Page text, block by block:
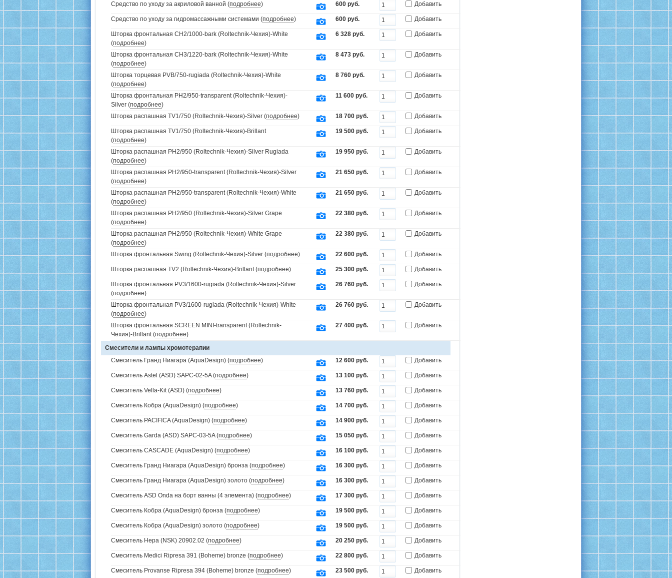
Средство по уходу за акриловой ванной (подробнее) 600 руб. Добавить
Средство по уходу за гидромассажными системами (подробнее) 600 руб. Добавить
Шторка фронтальная CH2/1000-bark (Roltechnik-Чехия)-White
(подробнее)
6 328 руб. Добавить
Шторка фронтальная CH3/1220-bark (Roltechnik-Чехия)-White
(подробнее)
8 473 руб. Добавить
Шторка торцевая PVB/750-rugiada (Roltechnik-Чехия)-White
(подробнее)
8 760 руб. Добавить
Шторка фронтальная PH2/950-transparent (Roltechnik-Чехия)-
Silver (подробнее)
11 600 руб. Добавить
Шторка распашная TV1/750 (Roltechnik-Чехия)-Silver (подробнее) 18 700 руб. Добавить
Шторка распашная TV1/750 (Roltechnik-Чехия)-Brillant
(подробнее)
19 500 руб. Добавить
Шторка распашная PH2/950 (Roltechnik-Чехия)-Silver Rugiada
(подробнее)
19 950 руб. Добавить
Шторка распашная PH2/950-transparent (Roltechnik-Чехия)-Silver
(подробнее)
21 650 руб. Добавить
Шторка распашная PH2/950-transparent (Roltechnik-Чехия)-White
(подробнее)
21 650 руб. Добавить
Шторка распашная PH2/950 (Roltechnik-Чехия)-Silver Grape
(подробнее)
22 380 руб. Добавить
Шторка распашная PH2/950 (Roltechnik-Чехия)-White Grape
(подробнее)
22 380 руб. Добавить
Шторка фронтальная Swing (Roltechnik-Чехия)-Silver (подробнее) 22 600 руб. Добавить
Шторка распашная TV2 (Roltechnik-Чехия)-Brillant (подробнее) 25 300 руб. Добавить
Шторка фронтальная PV3/1600-rugiada (Roltechnik-Чехия)-Silver
(подробнее)
26 760 руб. Добавить
Шторка фронтальная PV3/1600-rugiada (Roltechnik-Чехия)-White
(подробнее)
26 760 руб. Добавить
Шторка фронтальная SCREEN MINI-transparent (Roltechnik-
Чехия)-Brillant (подробнее)
27 400 руб. Добавить
Смесители и лампы хромотерапии
Смеситель Гранд Ниагара (AquaDesign) (подробнее) 12 600 руб. Добавить
Смеситель Astel (ASD) SAPC-02-5A (подробнее) 13 100 руб. Добавить
Смеситель Vella-Kit (ASD) (подробнее) 13 760 руб. Добавить
Смеситель Кобра (AquaDesign) (подробнее) 14 700 руб. Добавить
Смеситель PACIFICA (AquaDesign) (подробнее) 14 900 руб. Добавить
Смеситель Garda (ASD) SAPC-03-5A (подробнее) 15 050 руб. Добавить
Смеситель CASCADE (AquaDesign) (подробнее) 16 100 руб. Добавить
Смеситель Гранд Ниагара (AquaDesign) бронза (подробнее) 16 300 руб. Добавить
Смеситель Гранд Ниагара (AquaDesign) золото (подробнее) 16 300 руб. Добавить
Смеситель ASD Onda на борт ванны (4 элемента) (подробнее) 17 300 руб. Добавить
Смеситель Кобра (AquaDesign) бронза (подробнее) 19 500 руб. Добавить
Смеситель Кобра (AquaDesign) золото (подробнее) 19 500 руб. Добавить
Смеситель Нера (NSK) 20902.02 (подробнее) 20 250 руб. Добавить
Смеситель Medici Ripresa 391 (Boheme) bronze (подробнее) 22 800 руб. Добавить
Смеситель Provanse Ripresa 394 (Boheme) bronze (подробнее) 23 500 руб. Добавить